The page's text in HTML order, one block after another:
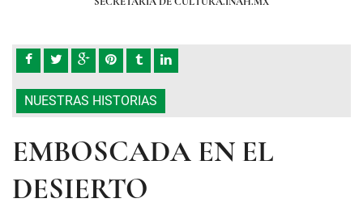
NUESTRAS HISTORIAS
EMBOSCADA EN EL
DESIERTO